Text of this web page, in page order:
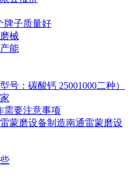
牌子质量好
械
能
号：碳酸钙 25001000二种）
需要注意事项
蒙磨设备制造南通雷蒙磨设